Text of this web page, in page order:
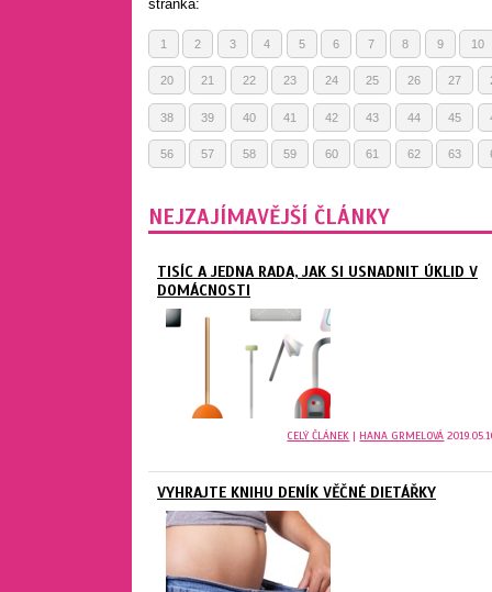
stránka:
1 2 3 4 5 6 7 8 9 10
20 21 22 23 24 25 26 27
38 39 40 41 42 43 44 45
56 57 58 59 60 61 62 63
NEJZAJÍMAVĚJŠÍ ČLÁNKY
TISÍC A JEDNA RADA, JAK SI USNADNIT ÚKLID V
DOMÁCNOSTI
CELÝ ČLÁNEK | HANA GRMELOVÁ
VYHRAJTE KNIHU DENÍK VĚČNÉ DIETÁŘKY